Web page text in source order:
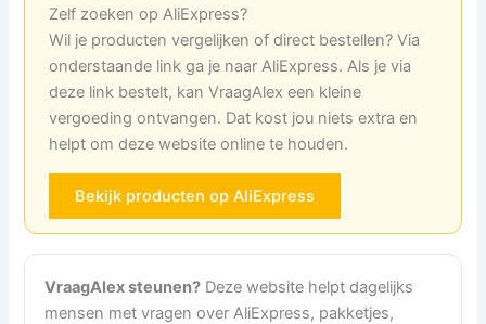
Zelf zoeken op AliExpress?
Wil je producten vergelijken of direct bestellen? Via
onderstaande link ga je naar AliExpress. Als je via
deze link bestelt, kan VraagAlex een kleine
vergoeding ontvangen. Dat kost jou niets extra en
helpt om deze website online te houden.
Bekijk producten op AliExpress
VraagAlex steunen? Deze website helpt dagelijks
mensen met vragen over AliExpress, pakketjes,